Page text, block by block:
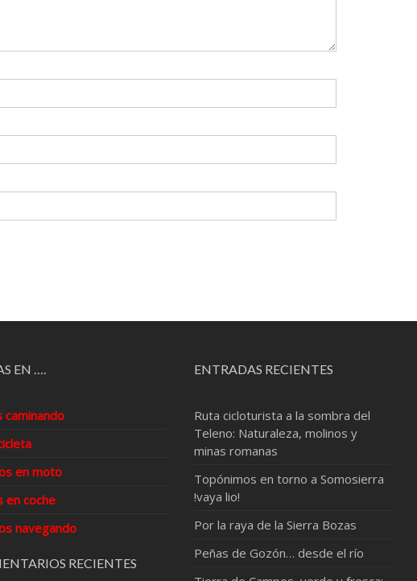
EN ….
caminando
en moto
en coche
navegando
RECIENTES
ENTRADAS RECIENTES
Ruta cicloturista a la sombra del
Teleno: Naturaleza, molinos y
minas romanas
Topónimos en torno a Somosierra
!vaya lio!
Por la raya de la Sierra Bozas
Peñas de Gozón… desde el río